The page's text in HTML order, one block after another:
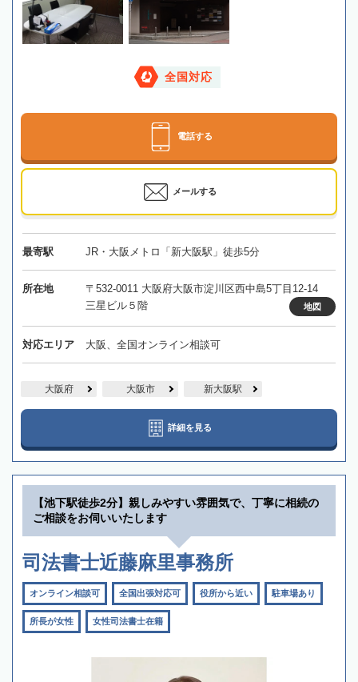
全国対応
電話する
メールする
最寄駅 JR・大阪メトロ「新大阪駅」徒歩5分
所在地
〒532-0011 大阪府大阪市淀川区西中島5丁目12-14
三星ビル５階
地図
対応エリア 大阪、全国オンライン相談可
大阪府 大阪市 新大阪駅
詳細を見る
【池下駅徒歩2分】親しみやすい雰囲気で、丁寧に相続の
ご相談をお伺いいたします
司法書士近藤麻里事務所
オンライン相談可 全国出張対応可 役所から近い 駐車場あり
所長が女性 女性司法書士在籍